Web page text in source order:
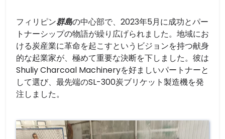
フィリピン群島の中心部で、2023年5月に成功とパー
トナーシップの物語が繰り広げられました。地域にお
ける炭産業に革命を起こすというビジョンを持つ献身
的な起業家が、極めて重要な決断を下しました。彼は
Shuliy Charcoal Machineryを好ましいパートナーと
して選び、最先端のSL-300炭ブリケット製造機を発
注しました。